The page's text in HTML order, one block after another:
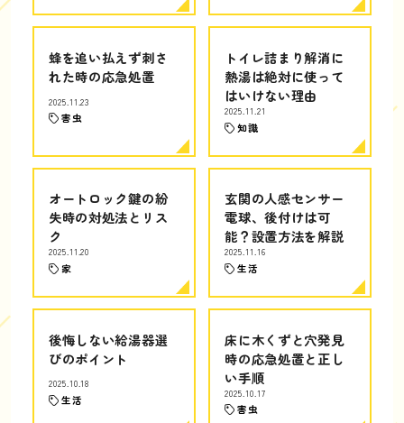
蜂を追い払えず刺さ
れた時の応急処置
2025.11.23
害虫
トイレ詰まり解消に
熱湯は絶対に使って
はいけない理由
2025.11.21
知識
オートロック鍵の紛
失時の対処法とリス
ク
2025.11.20
家
玄関の人感センサー
電球、後付けは可
能？設置方法を解説
2025.11.16
生活
後悔しない給湯器選
びのポイント
2025.10.18
生活
床に木くずと穴発見
時の応急処置と正し
い手順
2025.10.17
害虫